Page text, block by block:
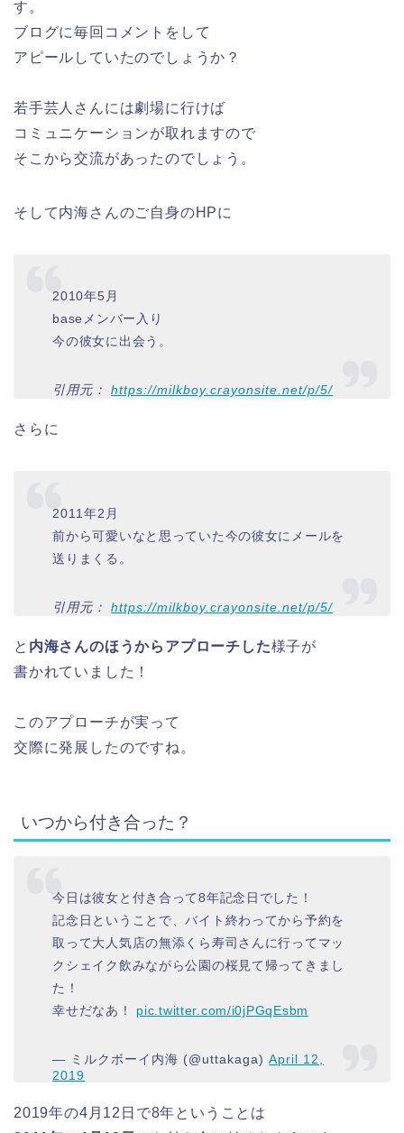
す。
ブログに毎回コメントをして
アピールしていたのでしょうか？
若手芸人さんには劇場に行けば
コミュニケーションが取れますので
そこから交流があったのでしょう。
そして内海さんのご自身のHPに
2010年5月
baseメンバー入り
今の彼女に出会う。
引用元：https://milkboy.crayonsite.net/p/5/
さらに
2011年2月
前から可愛いなと思っていた今の彼女にメールを
送りまくる。
引用元：https://milkboy.crayonsite.net/p/5/
と 内海さんのほうからアプローチした様子が
書かれていました！
このアプローチが実って
交際に発展したのですね。
いつから付き合った？
今日は彼女と付き合って8年記念日でした！
記念日ということで、バイト終わってから予約を
取って大人気店の無添くら寿司さんに行ってマッ
クシェイク飲みながら公園の桜見て帰ってきまし
た！
幸せだなあ！ pic.twitter.com/i0jPGqEsbm
— ミルクボーイ内海 (@uttakaga)April 12,
2019
2019年の4月12日で8年ということは